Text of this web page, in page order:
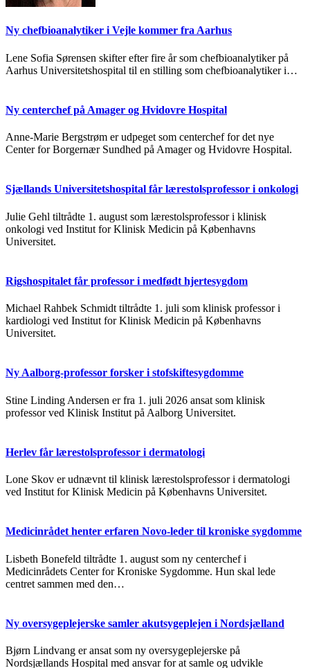
Ny chefbioanalytiker i Vejle kommer fra Aarhus
Lene Sofia Sørensen skifter efter fire år som chefbioanalytiker på
Aarhus Universitetshospital til en stilling som chefbioanalytiker i…
Ny centerchef på Amager og Hvidovre Hospital
Anne-Marie Bergstrøm er udpeget som centerchef for det nye
Center for Borgernær Sundhed på Amager og Hvidovre Hospital.
Sjællands Universitetshospital får lærestolsprofessor i onkologi
Julie Gehl tiltrådte 1. august som lærestolsprofessor i klinisk
onkologi ved Institut for Klinisk Medicin på Københavns
Universitet.
Rigshospitalet får professor i medfødt hjertesygdom
Michael Rahbek Schmidt tiltrådte 1. juli som klinisk professor i
kardiologi ved Institut for Klinisk Medicin på Københavns
Universitet.
Ny Aalborg-professor forsker i stofskiftesygdomme
Stine Linding Andersen er fra 1. juli 2026 ansat som klinisk
professor ved Klinisk Institut på Aalborg Universitet.
Herlev får lærestolsprofessor i dermatologi
Lone Skov er udnævnt til klinisk lærestolsprofessor i dermatologi
ved Institut for Klinisk Medicin på Københavns Universitet.
Medicinrådet henter erfaren Novo-leder til kroniske sygdomme
Lisbeth Bonefeld tiltrådte 1. august som ny centerchef i
Medicinrådets Center for Kroniske Sygdomme. Hun skal lede
centret sammen med den…
Ny oversygeplejerske samler akutsygeplejen i Nordsjælland
Bjørn Lindvang er ansat som ny oversygeplejerske på
Nordsjællands Hospital med ansvar for at samle og udvikle